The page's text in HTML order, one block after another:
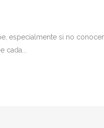
especialmente si no